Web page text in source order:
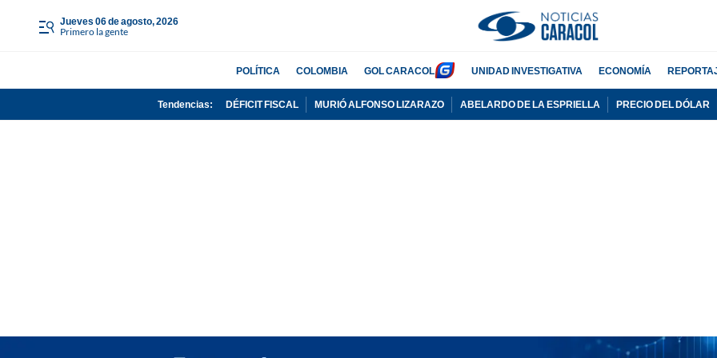
jueves 06 de agosto, 2026
Primero la gente
POLÍTICA COLOMBIA GOL CARACOL UNIDAD INVESTIGATIVA ECONOMÍA
Tendencias: DÉFICIT FISCAL MURIÓ ALFONSO LIZARAZO ABELARDO DE LA ESPRIELLA PRECIO DEL DÓLAR